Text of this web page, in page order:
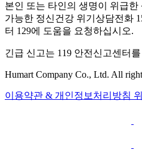
본인 또는 타인의 생명이 위급
가능한 정신건강 위기상담전화
터 129에 도움을 요청하십시오.
긴급 신고는 119 안전신고센터
Humart Company Co., Ltd. All
이용약관 & 개인정보처리방침